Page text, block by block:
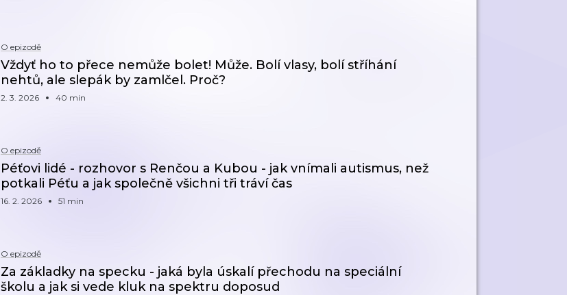
O epizodě
Vždyť ho to přece nemůže bolet! Může. Bolí vlasy, bolí stříhání
nehtů, ale slepák by zamlčel. Proč?
2. 3. 2026 40 min
O epizodě
Péťovi lidé - rozhovor s Renčou a Kubou - jak vnímali autismus, než
potkali Péťu a jak společně všichni tři tráví čas
16. 2. 2026 51 min
O epizodě
Za základky na specku - jaká byla úskalí přechodu na speciální
školu a jak si vede kluk na spektru doposud